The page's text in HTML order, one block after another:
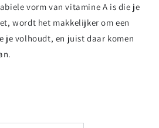
vorm van vitamine A is die je
wordt het makkelijker om een
je volhoudt, en juist daar komen